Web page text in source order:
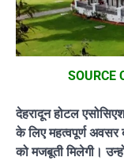
SOURCE
देहरादून होटल
के लिए महत्वपूर्ण अवसर
को मजबूती मिलेगी।